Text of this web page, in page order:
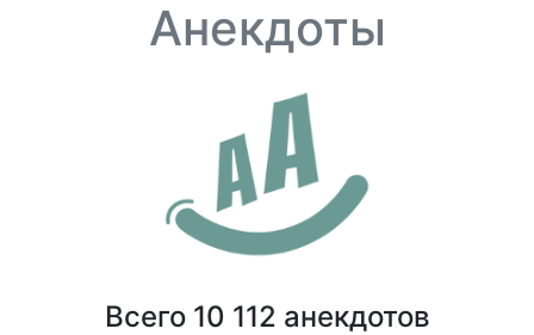
Анекдоты
Всего 10 112 анекдотов